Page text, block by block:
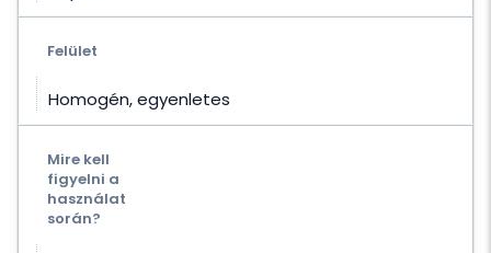
Felület
Homogén, egyenletes
Mire kell
figyelni a
használat
során?